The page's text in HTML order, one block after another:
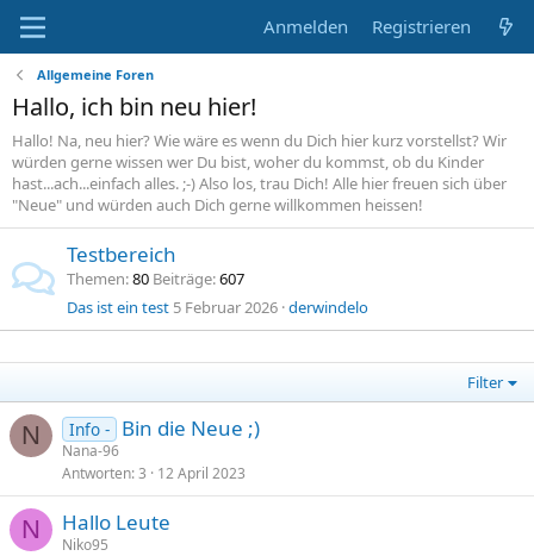
Anmelden Registrieren
Allgemeine Foren
Hallo, ich bin neu hier!
Hallo! Na, neu hier? Wie wäre es wenn du Dich hier kurz vorstellst? Wir
würden gerne wissen wer Du bist, woher du kommst, ob du Kinder
hast...ach...einfach alles. ;-) Also los, trau Dich! Alle hier freuen sich über
"Neue" und würden auch Dich gerne willkommen heissen!
Testbereich
Themen 80 Beiträge 607
Das ist ein test 5 Februar 2026 derwindelo
Filter
N Info - Bin die Neue ;)
Nana-96
Antworten 3 12 April 2023
N Hallo Leute
Niko95